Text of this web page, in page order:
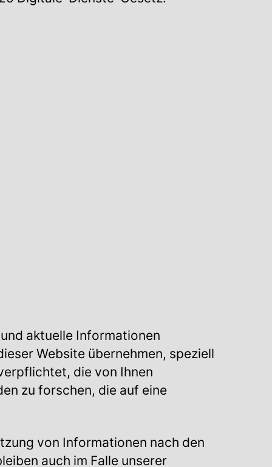
aktuelle Informationen
Website übernehmen, speziell
die von Ihnen
zu forschen, die auf eine
von Informationen nach den
auch im Falle unserer